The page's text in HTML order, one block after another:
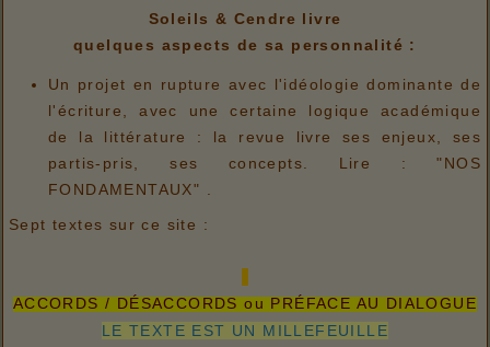
Soleils & Cendre livre
quelques aspects de sa personnalité :
Un projet en rupture avec l'idéologie dominante de
l'écriture, avec une certaine logique académique
de la littérature : la revue livre ses enjeux, ses
partis-pris, ses concepts. Lire : "NOS
FONDAMENTAUX" .
Sept textes sur ce site :
ACCORDS / DÉSACCORDS ou PRÉFACE AU DIALOGUE
LE TEXTE EST UN MILLEFEUILLE